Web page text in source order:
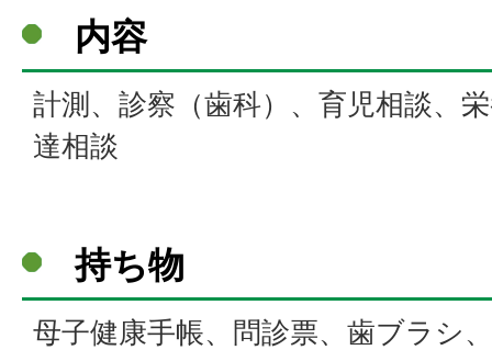
内容
計測、診察（歯科）、育児相談、
達相談
持ち物
母子健康手帳、問診票、歯ブラシ